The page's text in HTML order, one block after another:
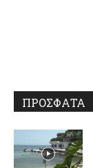
ΠΡΟΣΦΑΤΑ